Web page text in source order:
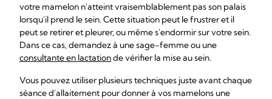
votre mamelon n'atteint vraisemblablement pas son palais
lorsqu'il prend le sein. Cette situation peut le frustrer et il
peut se retirer et pleurer, ou même s'endormir sur votre sein.
Dans ce cas, demandez à une sage-femme ou une
consultante en lactationde vérifier la mise au sein.
Vous pouvez utiliser plusieurs techniques juste avant chaque
séance d'allaitement pour donner à vos mamelons une